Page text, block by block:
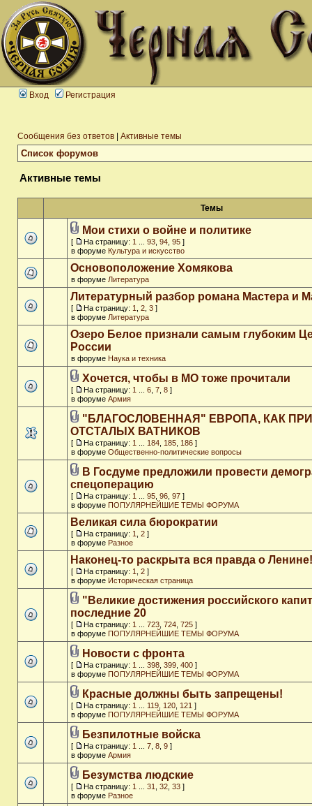
Вход Регистрация
Сообщения без ответов Активные темы
Список форумов
Активные темы
Темы
Мои стихи о войне и политике
[ На страницу: 1 93 94 95 ]
в форуме Культура и искусство
Основоположение Хомякова
в форуме Литература
Литературный разбор романа Мастера и
[ На страницу: 1 2 3 ]
в форуме Литература
Озеро Белое признали самым глубоким
России
в форуме Наука и техника
Хочется, чтобы в МО тоже прочитали
[ На страницу: 1 6 7 8 ]
в форуме Армия
"БЛАГОСЛОВЕННАЯ" ЕВРОПА, КАК
ОТСТАЛЫХ ВАТНИКОВ
[ На страницу: 1 184 185 186 ]
в форуме Общественно-политические вопросы
В Госдуме предложили провести
спецоперацию
[ На страницу: 1 95 96 97 ]
в форуме ПОПУЛЯРНЕЙШИЕ ТЕМЫ ФОРУМА
Великая сила бюрократии
[ На страницу: 1 2 ]
в форуме Разное
Наконец-то раскрыта вся правда о Ленине!
[ На страницу: 1 2 ]
в форуме Историческая страница
"Великие достижения российского
последние 20
[ На страницу: 1 723 724 725 ]
в форуме ПОПУЛЯРНЕЙШИЕ ТЕМЫ ФОРУМА
Новости с фронта
[ На страницу: 1 398 399 400 ]
в форуме ПОПУЛЯРНЕЙШИЕ ТЕМЫ ФОРУМА
Красные должны быть запрещены!
[ На страницу: 1 119 120 121 ]
в форуме ПОПУЛЯРНЕЙШИЕ ТЕМЫ ФОРУМА
Безпилотные войска
[ На страницу: 1 7 8 9 ]
в форуме Армия
Безумства людские
[ На страницу: 1 31 32 33 ]
в форуме Разное